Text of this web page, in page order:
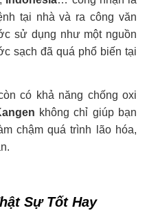
tại nhà và ra công văn
sử dụng như một nguồn
sạch đã quá phổ biến tại
có khả năng chống oxi
không chỉ giúp bạn
chậm quá trình lão hóa,
Sự Tốt Hay